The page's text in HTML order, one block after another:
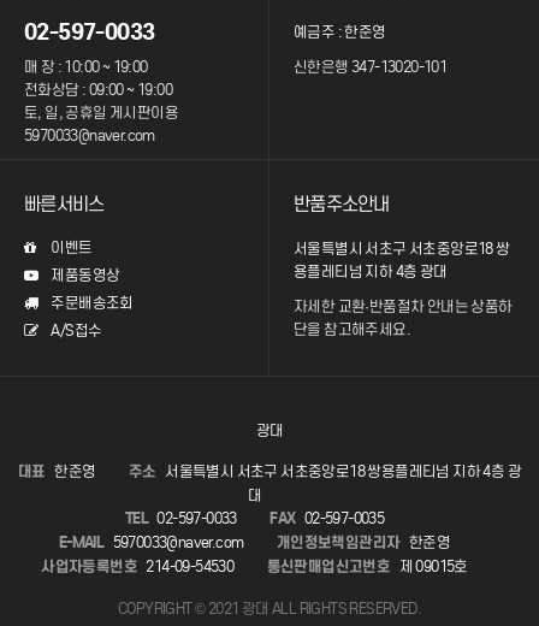
02-597-0033
매 장 : 10:00 ~ 19:00
전화상담 : 09:00 ~ 19:00
토, 일, 공휴일 게시판이용
5970033@naver.com
예금주 : 한준영
신한은행 347-13020-101
빠른서비스
이벤트
제품동영상
주문배송조회
A/S접수
반품주소안내
서울특별시 서초구 서초중앙로18 쌍
용플레티넘 지하 4층 광대
자세한 교환·반품절차 안내는상품하
단을 참고해주세요.
광대
대표 한준영 주소 서울특별시 서초구 서초중앙로18 쌍용플레티넘 지하 4층 광
대
TEL 02-597-0033 FAX 02-597-0035
E-MAIL 5970033@naver.com 개인정보책임관리자 한준영
사업자등록번호 214-09-54530 통신판매업신고번호 제 09015호
COPYRIGHT © 2021 광대 ALL RIGHTS RESERVED.